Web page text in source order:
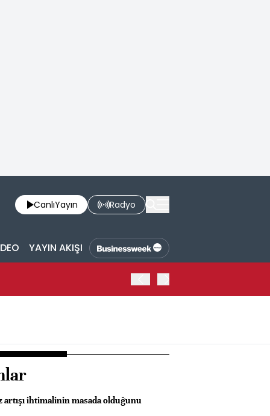
CanlıYayın Radyo
YAYIN AKIŞI
artışı ihtimalinin masada olduğunu